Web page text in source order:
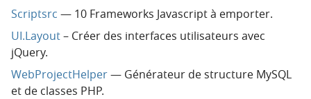
Scriptsrc — 10 Frameworks Javascript à emporter.
UI.Layout– Créer des interfaces utilisateurs avec
jQuery.
WebProjectHelper— Générateur de structure MySQL
et de classes PHP.